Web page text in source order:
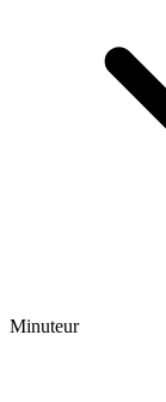
Minuteur